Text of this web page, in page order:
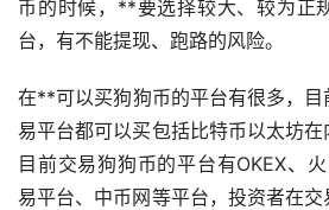
币的时候，**要选择较大、较为正
台，有不能提现、跑路的风险。
在**可以买狗狗币的平台有很多，
易平台都可以买包括比特币以太坊在
目前交易狗狗币的平台有OKEX、
易平台、中币网等平台，投资者在